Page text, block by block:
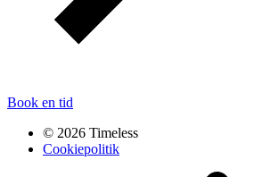
Book en tid
© 2026 Timeless
Cookiepolitik